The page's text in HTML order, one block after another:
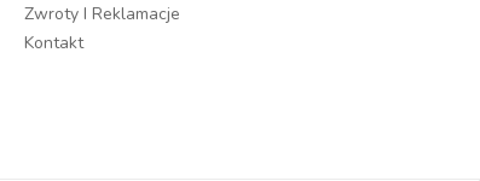
Zwroty I Reklamacje
Kontakt